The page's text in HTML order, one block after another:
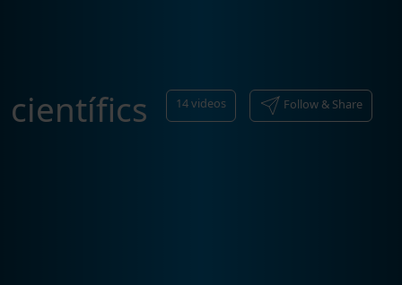
científics 14videos Follow & Share